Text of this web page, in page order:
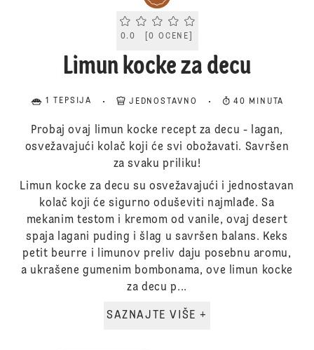
Current rating 0.0. Click to rate.
0.0 [0 OCENE
Limun kocke za decu
1 TEPSIJA JEDNOSTAVNO 40 MINUTA
Probaj ovaj limun kocke recept za decu - lagan,
osvežavajući kolač koji će svi obožavati. Savršen
za svaku priliku!
Limun kocke za decu su osvežavajući i jednostavan
kolač koji će sigurno oduševiti najmlađe. Sa
mekanim testom i kremom od vanile, ovaj desert
spaja lagani puding i šlag u savršen balans. Keks
petit beurre i limunov preliv daju posebnu aromu,
a ukrašene gumenim bombonama, ove limun kocke
za decu p...
SAZNAJTE VIŠE +